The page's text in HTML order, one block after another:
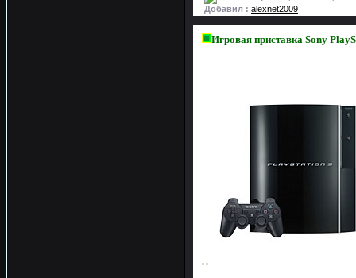
Добавил : alexnet2009
Игровая приставка Sony
>>